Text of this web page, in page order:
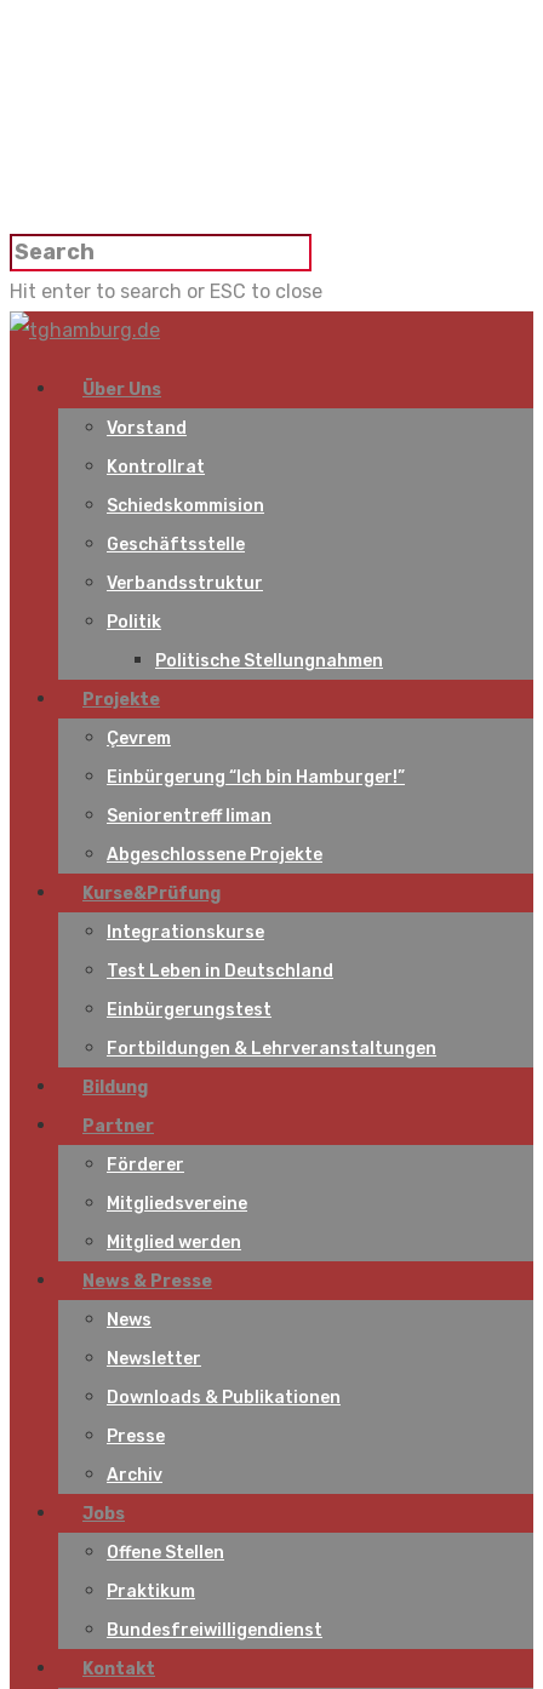
Hit enter to search or ESC to close
Über Uns
Vorstand
Kontrollrat
Schiedskommision
Geschäftsstelle
Verbandsstruktur
Politik
Politische Stellungnahmen
Projekte
Çevrem
Einbürgerung “Ich bin Hamburger!”
Seniorentreff liman
Abgeschlossene Projekte
Kurse&Prüfung
Integrationskurse
Test Leben in Deutschland
Einbürgerungstest
Fortbildungen & Lehrveranstaltungen
Bildung
Partner
Förderer
Mitgliedsvereine
Mitglied werden
News & Presse
News
Newsletter
Downloads & Publikationen
Presse
Archiv
Jobs
Offene Stellen
Praktikum
Bundesfreiwilligendienst
Kontakt